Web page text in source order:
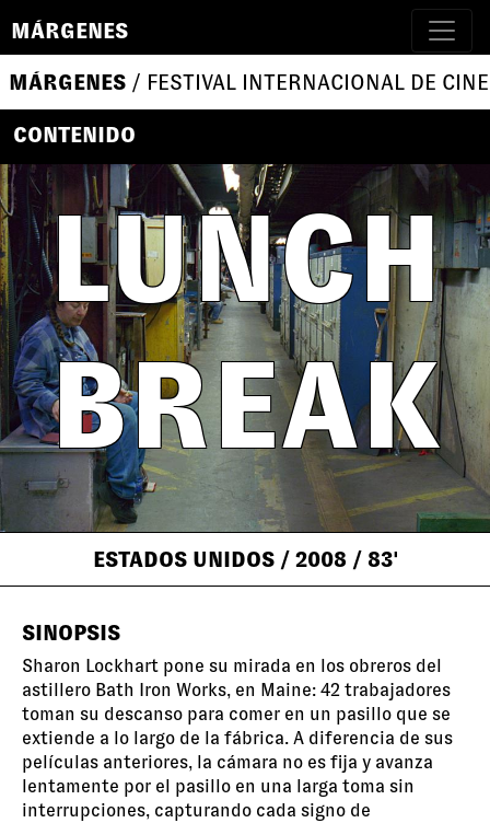
MÁRGENES
MÁRGENES / FESTIVAL INTERNACIONAL DE
CONTENIDO
LUNCH
BREAK
ESTADOS UNIDOS / 2008 / 83'
SINOPSIS
Sharon Lockhart pone su mirada en los obreros del
astillero Bath Iron Works, en Maine: 42 trabajadores
toman su descanso para comer en un pasillo que se
extiende a lo largo de la fábrica. A diferencia de sus
películas anteriores, la cámara no es fija y avanza
lentamente por el pasillo en una larga toma sin
interrupciones, capturando cada signo de